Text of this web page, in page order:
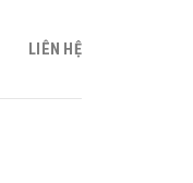
LIÊN HỆ